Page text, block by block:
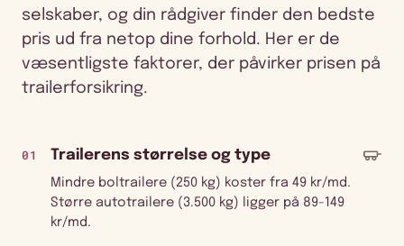
selskaber, og din rådgiver finder den bedste
pris ud fra netop dine forhold. Her er de
væsentligste faktorer, der påvirker prisen på
trailerforsikring.
01 Trailerens størrelse og type
Mindre boltrailere (250 kg) koster fra 49 kr/md.
Større autotrailere (3.500 kg) ligger på 89-149
kr/md.